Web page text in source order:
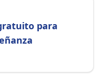
para